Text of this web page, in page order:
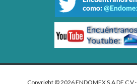
Copyright © 2026 ENDOMEX S.A DE C.V ·